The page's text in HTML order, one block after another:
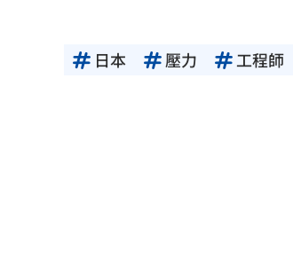
日本 壓力 工程師